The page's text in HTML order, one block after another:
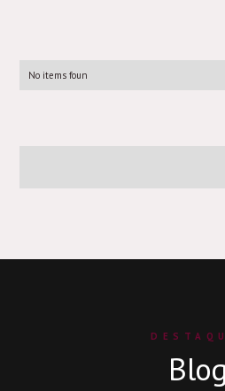
No items foun
Blog